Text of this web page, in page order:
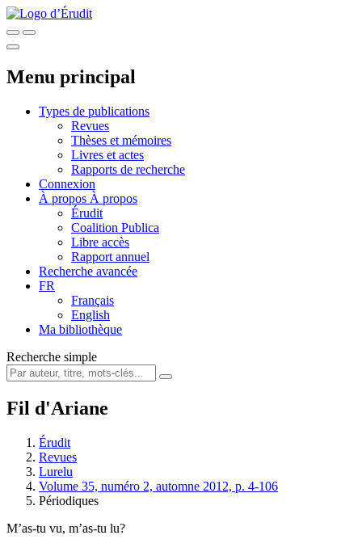
Menu principal
Types de publications
Revues
Thèses et mémoires
Livres et actes
Rapports de recherche
Connexion
À propos À propos
Érudit
Coalition Publica
Libre accès
Rapport annuel
Recherche avancée
FR
Français
English
Ma bibliothèque
Recherche simple
Fil d'Ariane
Érudit
Revues
Lurelu
Volume 35, numéro 2, automne 2012, p. 4-106
Périodiques
M’as-tu vu, m’as-tu lu?